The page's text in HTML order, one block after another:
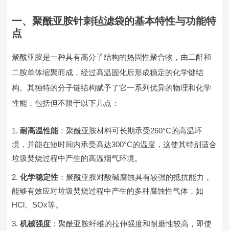
一、聚酰亚胺针刺毡滤袋的基本特性与功能特
点
聚酰亚胺是一种具有高分子结构的热固性聚合物，由二酐和
二胺单体缩聚而成，经过高温固化后形成稳定的化学键结
构。其独特的分子链结构赋予了它一系列优异的物理和化学
性能，包括但不限于以下几点：
耐高温性能：聚酰亚胺材料可长期承受260°C的高温环
境，并能在短时间内承受高达300°C的温度，这使其特别适合
垃圾焚烧过程中产生的高温烟气环境。
化学稳定性 ：聚酰亚胺对酸碱腐蚀具有较强的抵抗能力，
能够有效应对垃圾焚烧过程中产生的多种腐蚀性气体，如
HCl、SOx等。
机械强度 ：聚酰亚胺纤维的拉伸强度和耐磨性较高，即使